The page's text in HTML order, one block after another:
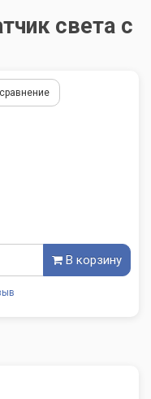
света с
В корзину